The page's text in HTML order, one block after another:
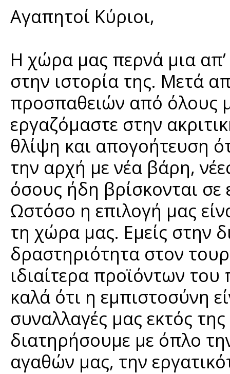
Αγαπητοί Κύριοι,
Η χώρα μας περνά μια απ’
στην ιστορία της. Μετά
προσπαθειών από όλους
εργαζόμαστε στην
θλίψη και απογοήτευση
την αρχή με νέα βάρη,
όσους ήδη βρίσκονται σε
Ωστόσο η επιλογή μας
τη χώρα μας. Εμείς στην
δραστηριότητα στον
ιδιαίτερα προϊόντων
καλά ότι η εμπιστοσύνη
συναλλαγές μας εκτός
διατηρήσουμε με όπλο
αγαθών μας, την